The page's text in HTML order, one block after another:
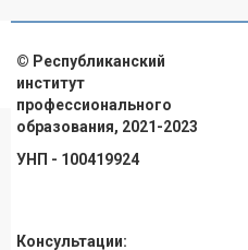
© Республиканский
институт
профессионального
образования, 2021-2023
УНП - 100419924
Консультации: